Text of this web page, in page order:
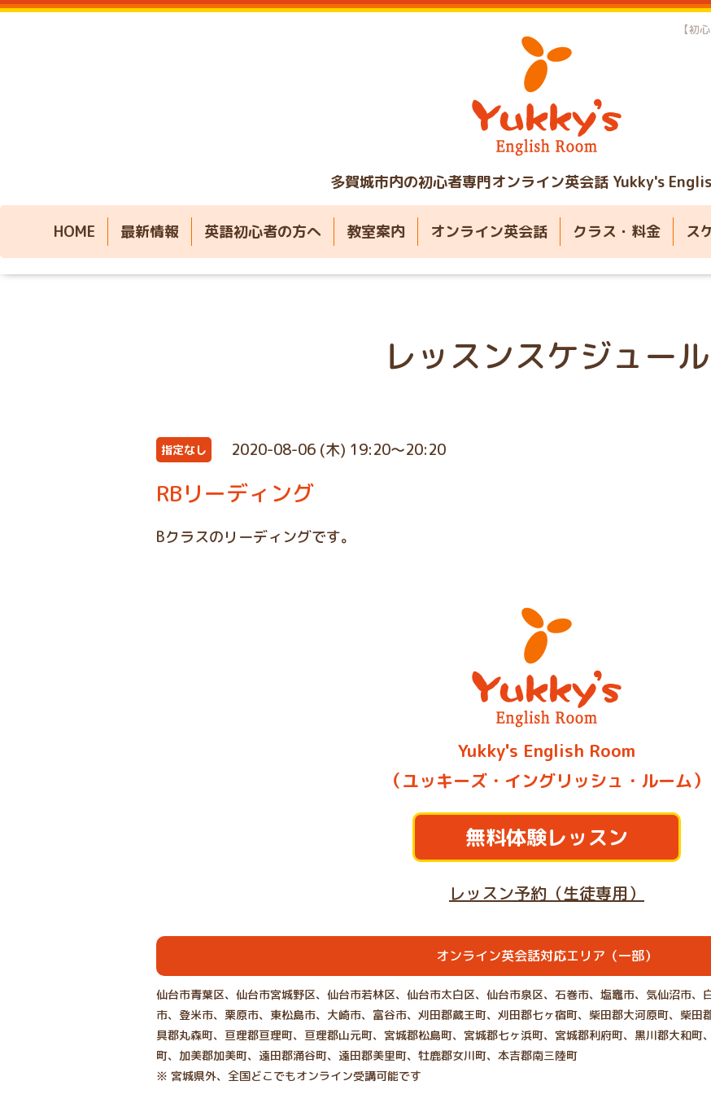
多賀城市内の初心者専門オンライン英会話 Yukky's
【初
HOME 最新情報 英語初心者の方へ 教室案内 オンライン英会話 クラス・料金 ス
レッスンスケジュール
指定なし 2020-08-06 (木) 19:20～20:20
RBリーディング
Bクラスのリーディングです。
Yukky's English Room
（ユッキーズ・イングリッシュ・ルーム）
無料体験レッスン
レッスン予約（生徒専用）
オンライン英会話対応エリア（一部）
仙台市青葉区、仙台市宮城野区、仙台市若林区、仙台市太白区、仙台市泉区、石巻市、塩竈市、気仙沼市、
市、登米市、栗原市、東松島市、大崎市、富谷市、刈田郡蔵王町、刈田郡七ヶ宿町、柴田郡大河原町、柴
具郡丸森町、亘理郡亘理町、亘理郡山元町、宮城郡松島町、宮城郡七ヶ浜町、宮城郡利府町、黒川郡大和町
町、加美郡加美町、遠田郡涌谷町、遠田郡美里町、牡鹿郡女川町、本吉郡南三陸町
※ 宮城県外、全国どこでもオンライン受講可能です